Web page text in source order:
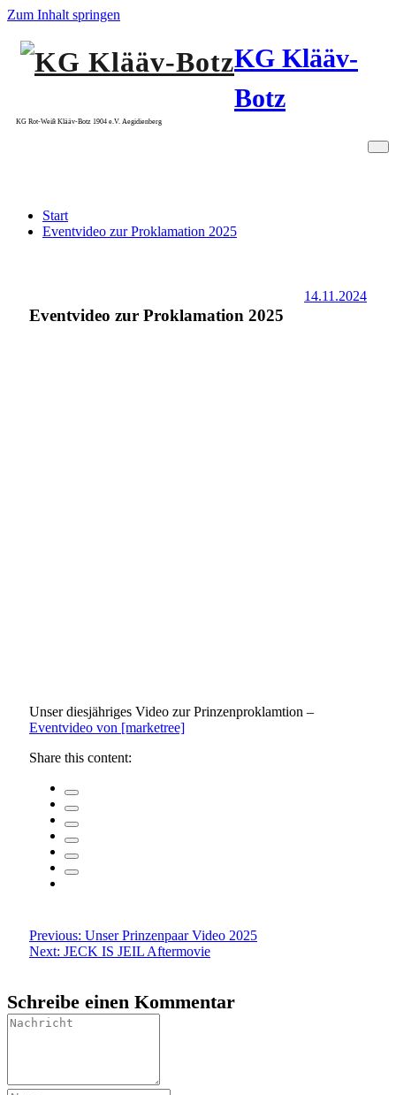
Zum Inhalt springen
KG Klääv-
Botz
KG Rot-Weiß Klääv-Botz 1904 e.V. Aegidienberg
Start
Eventvideo zur Proklamation 2025
14.11.2024
Eventvideo zur Proklamation 2025
Unser diesjähriges Video zur Prinzenproklamtion –
Eventvideo von [marketree]
Share this content:
Beitragsnavigation
Previous: Unser Prinzenpaar Video 2025
Next: JECK IS JEIL Aftermovie
Schreibe einen Kommentar